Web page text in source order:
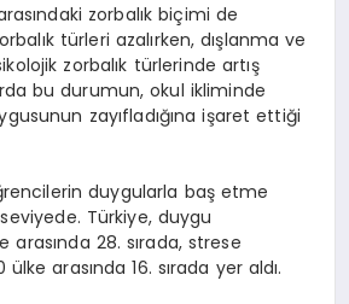
zorbalık biçimi de
türleri azalırken, dışlanma ve
zorbalık türlerinde artış
bu durumun, okul ikliminde
zayıfladığına işaret ettiği
duygularla baş etme
Türkiye, duygu
arasında 28. sırada, strese
ülke arasında 16. sırada yer aldı.